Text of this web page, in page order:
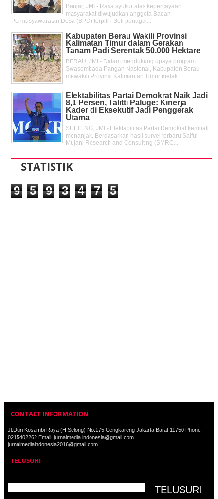
Banjar, JMI - Rasa syukur atas kepercayaan
masyarakat diwujudkan anggota Badan
Permusyawaratan Desa (BPD) terpilih Seli punagar...
Kabupaten Berau Wakili Provinsi
Kalimatan Timur dalam Gerakan
Tanam Padi Serentak 50.000 Hektare
BERAU, JMI - Dalam mendukung upaya program
Swasembada Pangan Nasional, Kabupaten Berau
mewakili Provinsi Kalimantan Timur melak...
Elektabilitas Partai Demokrat Naik Jadi
8,1 Persen, Talitti Paluge: Kinerja
Kader di Eksekutif Jadi Penggerak
Utama
SULTENG, JMI - Elektabilitas Partai Demokrat kembali
menanjak. Berdasarkan hasil survei terbaru Saiful
Mujani Research and Consulting (SMRC...
STATISTIK
9 5 9 3 4 7 5
CONTACT INFORMATION
Jl.Duri Kosambi Raya (H.Selong) No.175 Cengkareng Jakarta Barat 11750 Phone:
0215402262 Email: jurnalmedia.indonesia@gmail.com
jurnalmediaindonesia2016@gmail.com
TELUSURI